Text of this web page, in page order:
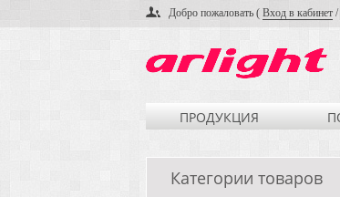
Добро пожаловать ( Вход в кабинет /
ПРОДУКЦИЯ
Категории товаров